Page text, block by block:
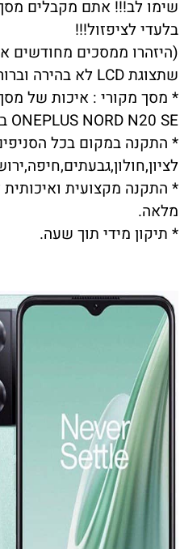
שימו לב!!! אתם מקבלים
בלעדי לציפזול!!!
(היזהרו ממסכים מחודשים
שתצוגת LCD לא בהירה וברורה)
ONEPLUS NORD N20 SE ברמה הגבוהה ביותר.
* התקנה במקום בכל
* התקנה מקצועית
מלאה.
* תיקון מידי תוך שעה.